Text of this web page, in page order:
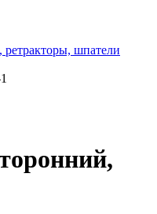
шпатели